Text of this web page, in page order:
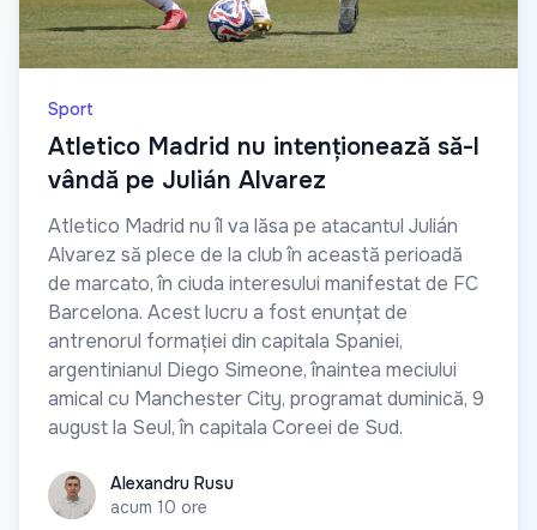
Sport
Atletico Madrid nu intenționează să-l
vândă pe Julián Alvarez
Atletico Madrid nu îl va lăsa pe atacantul Julián
Alvarez să plece de la club în această perioadă
de marcato, în ciuda interesului manifestat de FC
Barcelona. Acest lucru a fost enunțat de
antrenorul formației din capitala Spaniei,
argentinianul Diego Simeone, înaintea meciului
amical cu Manchester City, programat duminică, 9
august la Seul, în capitala Coreei de Sud.
Alexandru Rusu
Alexandru Rusu
acum 10 ore